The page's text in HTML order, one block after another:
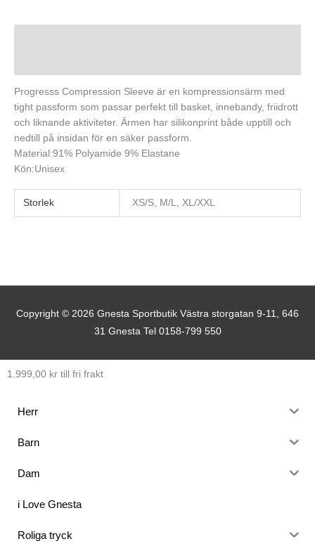
Progresss Compression Sleeve är en kompressionsärm med
tight passform som passar perfekt till basket, innebandy, friidrott
och liknande aktiviteter. Ärmen har silikonprint både upptill och
nedtill på insidan för en säker passform.
Material:91% Polyamide 9% Elastane
Kön:Unisex
Storlek XS/S, M/L, XL/XXL
Copyright © 2026 Gnesta Sportbutik Västra storgatan 9-11, 646
31 Gnesta Tel 0158-799 550
1.999,00 kr till fri frakt
Herr
Barn
Dam
i Love Gnesta
Roliga tryck